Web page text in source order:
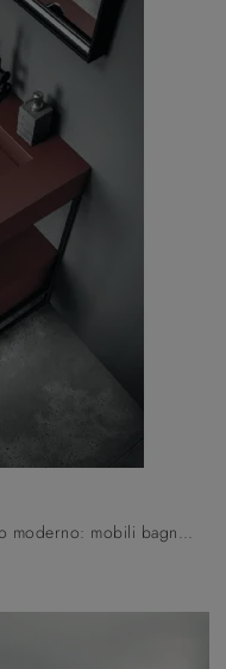
Ottieni informazioni sull'arredo bagno moderno: mobili bagno a terra in laccato opaco come il modello Code 04A di Arbi ti attendono.